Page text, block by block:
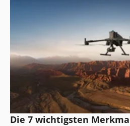
Die 7 wichtigsten